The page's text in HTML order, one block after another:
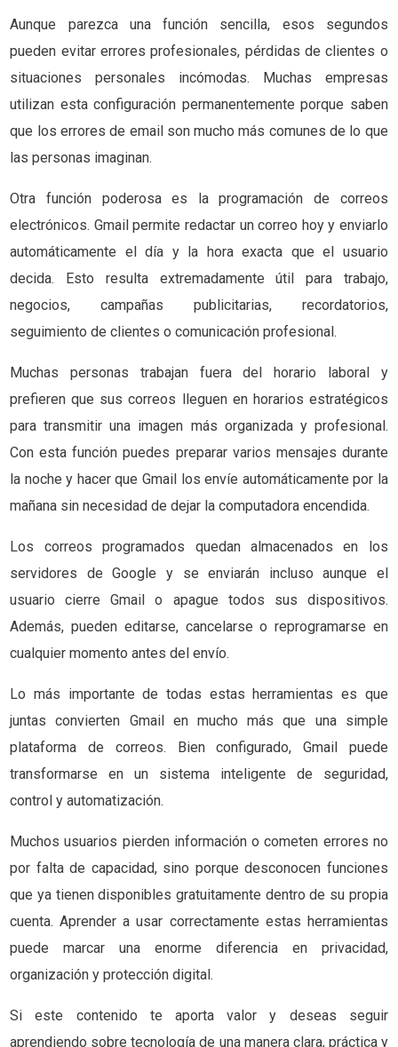
Aunque parezca una función sencilla, esos segundos
pueden evitar errores profesionales, pérdidas de clientes o
situaciones personales incómodas. Muchas empresas
utilizan esta configuración permanentemente porque saben
que los errores de email son mucho más comunes de lo que
las personas imaginan.
Otra función poderosa es la programación de correos
electrónicos. Gmail permite redactar un correo hoy y enviarlo
automáticamente el día y la hora exacta que el usuario
decida. Esto resulta extremadamente útil para trabajo,
negocios, campañas publicitarias, recordatorios,
seguimiento de clientes o comunicación profesional.
Muchas personas trabajan fuera del horario laboral y
prefieren que sus correos lleguen en horarios estratégicos
para transmitir una imagen más organizada y profesional.
Con esta función puedes preparar varios mensajes durante
la noche y hacer que Gmail los envíe automáticamente por la
mañana sin necesidad de dejar la computadora encendida.
Los correos programados quedan almacenados en los
servidores de Google y se enviarán incluso aunque el
usuario cierre Gmail o apague todos sus dispositivos.
Además, pueden editarse, cancelarse o reprogramarse en
cualquier momento antes del envío.
Lo más importante de todas estas herramientas es que
juntas convierten Gmail en mucho más que una simple
plataforma de correos. Bien configurado, Gmail puede
transformarse en un sistema inteligente de seguridad,
control y automatización.
Muchos usuarios pierden información o cometen errores no
por falta de capacidad, sino porque desconocen funciones
que ya tienen disponibles gratuitamente dentro de su propia
cuenta. Aprender a usar correctamente estas herramientas
puede marcar una enorme diferencia en privacidad,
organización y protección digital.
Si este contenido te aporta valor y deseas seguir
aprendiendo sobre tecnología de una manera clara, práctica y